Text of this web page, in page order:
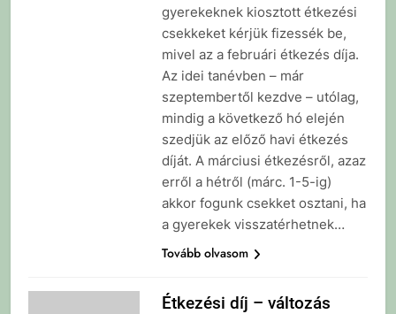
gyerekeknek kiosztott étkezési
csekkeket kérjük fizessék be,
mivel az a februári étkezés díja.
Az idei tanévben – már
szeptembertől kezdve – utólag,
mindig a következő hó elején
szedjük az előző havi étkezés
díját. A márciusi étkezésről, azaz
erről a hétről (márc. 1-5-ig)
akkor fogunk csekket osztani, ha
a gyerekek visszatérhetnek…
Tovább olvasom
Étkezési díj – változás